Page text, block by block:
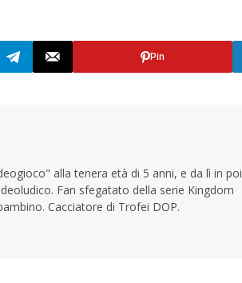
Pin
alla tenera età di 5 anni, e da lì in poi
Fan sfegatato della serie Kingdom
Cacciatore di Trofei DOP.